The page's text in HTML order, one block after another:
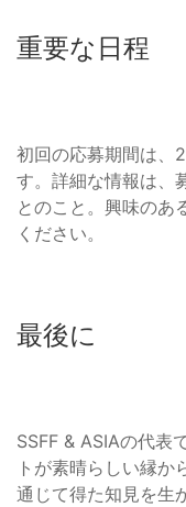
重要な日程
初回の応募期間は、
す。詳細な情報は、
とのこと。興味のあ
ください。
最後に
SSFF & ASIAの代表
トが素晴らしい縁か
通じて得た知見を生